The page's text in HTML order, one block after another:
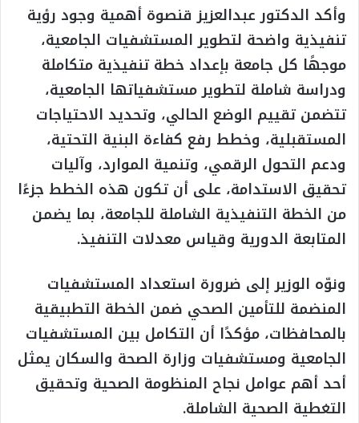
وأكد الدكتور عبدالعزيز قنصوة أهمية وجود رؤية
تنفيذية واضحة لتطوير المستشفيات الجامعية،
موجهًا كل جامعة بإعداد خطة تنفيذية متكاملة
ودراسة شاملة لتطوير مستشفياتها الجامعية،
تتضمن تقييم الوضع الحالي، وتحديد الاحتياجات
المستقبلية، وخطط رفع كفاءة البنية التحتية،
ودعم التحول الرقمي، وتنمية الموارد، وآليات
تحقيق الاستدامة، على أن تكون هذه الخطط جزءًا
من الخطة التنفيذية الشاملة للجامعة، بما يضمن
المتابعة الدورية وقياس معدلات التنفيذ.
ونوّه الوزير إلى ضرورة استعداد المستشفيات
المنضمة للتأمين الصحي ضمن الخطة التطبيقية
بالمحافظات، مؤكدًا أن التكامل بين المستشفيات
الجامعية ومستشفيات وزارة الصحة والسكان يمثل
أحد أهم عوامل نجاح المنظومة الصحية وتحقيق
التغطية الصحية الشاملة.